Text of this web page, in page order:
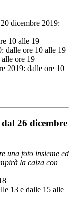
dicembre 2019:
10 alle 19
dalle ore 10 alle 19
ore 19
2019: dalle ore 10
26 dicembre
una foto insieme ed
la calza con
13 e dalle 15 alle